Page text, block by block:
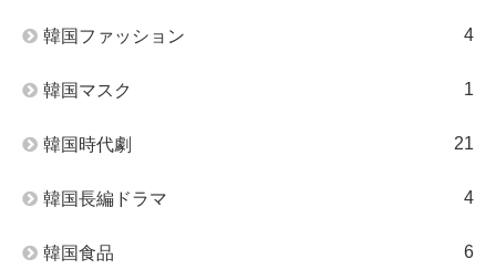
韓国ファッション 4
韓国マスク 1
韓国時代劇 21
韓国長編ドラマ 4
韓国食品 6